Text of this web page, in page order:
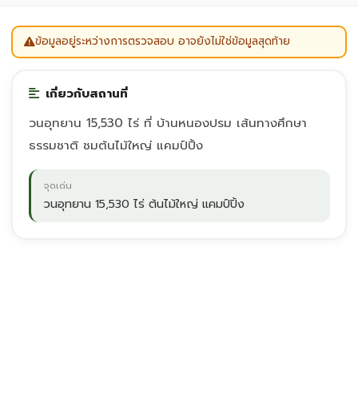
ข้อมูลอยู่ระหว่างการตรวจสอบ อาจยังไม่ใช่ข้อมูลสุดท้าย
เกี่ยวกับสถานที่
วนอุทยาน 15,530 ไร่ ที่ บ้านหนองปรม เส้นทางศึกษา
ธรรมชาติ ชมต้นไม้ใหญ่ แคมป์ปิ้ง
จุดเด่น
วนอุทยาน 15,530 ไร่ ต้นไม้ใหญ่ แคมป์ปิ้ง